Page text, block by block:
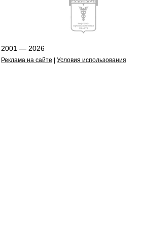
2001 — 2026
Реклама на сайте Условия использования